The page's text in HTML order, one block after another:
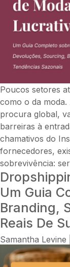
Poucos setores
como o da moda.
procura global,
barreiras à
chamativos do
fornecedores,
sobrevivência:
Um Guia
Branding,
Reais De
Samantha Levine